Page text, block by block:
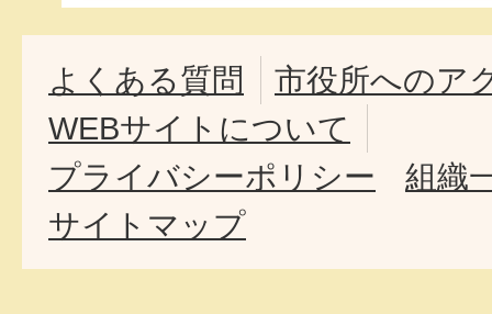
よくある質問
市役所へのア
WEBサイトについて
プライバシーポリシー
組織
サイトマップ